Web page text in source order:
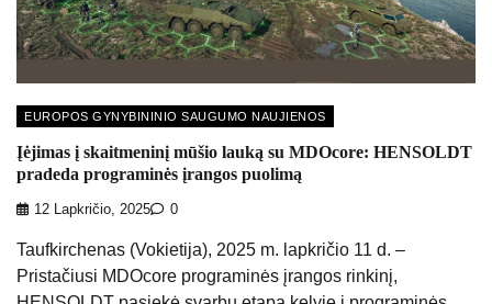
EUROPOS GYNYBININIO SAUGUMO NAUJIENOS
Įėjimas į skaitmeninį mūšio lauką su MDOcore: HENSOLDT
pradeda programinės įrangos puolimą
12 Lapkričio, 2025 0
Taufkirchenas (Vokietija), 2025 m. lapkričio 11 d. –
Pristačiusi MDOcore programinės įrangos rinkinį,